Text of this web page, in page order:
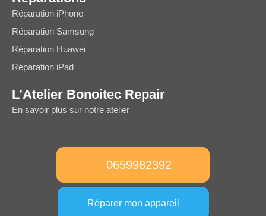
Réparation iPhone
Réparation Samsung
Réparation Huawei
Réparation iPad
L’Atelier Bonoitec Repair
En savoir plus sur notre atelier
0659982392
Réparer mon appareil